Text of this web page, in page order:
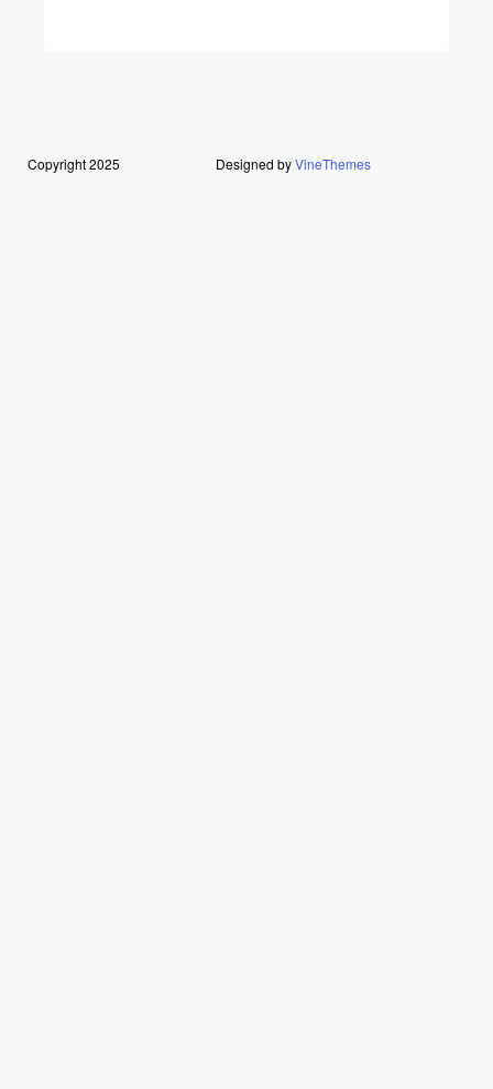
Copyright 2025 Designed byVineThemes